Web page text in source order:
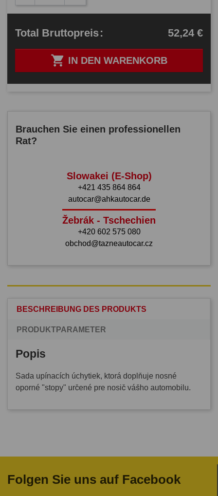
 IN DEN WARENKORB
Total Bruttopreis: 52,24 €
Brauchen Sie einen professionellen
Rat?
Slowakei (E-Shop)
+421 435 864 864
autocar@ahkautocar.de
Žebrák - Tschechien
+420 602 575 080
obchod@tazneautocar.cz
BESCHREIBUNG DES PRODUKTS
PRODUKTPARAMETER
Popis
Sada upínacích úchytiek, ktorá doplňuje nosné
oporné "stopy" určené pre nosič vášho automobilu.
Folgen Sie uns auf Facebook